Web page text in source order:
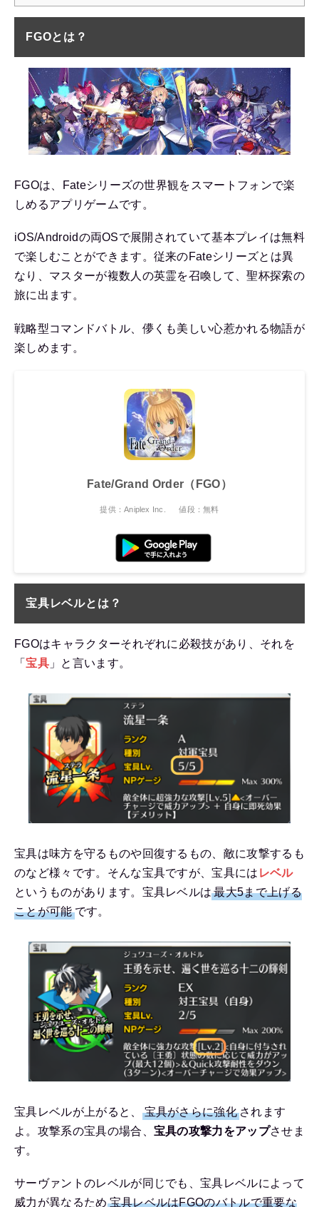
FGOとは？
FGOは、Fateシリーズの世界観をスマートフォンで楽
しめるアプリゲームです。
iOS/Androidの両OSで展開されていて基本プレイは無料
で楽しむことができます。従来のFateシリーズとは異
なり、マスターが複数人の英霊を召喚して、聖杯探索の
旅に出ます。
戦略型コマンドバトル、儚くも美しい心惹かれる物語が
楽しめます。
Fate/Grand Order（FGO）
提供：Aniplex Inc. 値段：無料
宝具レベルとは？
FGOはキャラクターそれぞれに必殺技があり、それを
「宝具」と言います。
宝具は味方を守るものや回復するもの、敵に攻撃するも
のなど様々です。そんな宝具ですが、宝具には レベル
というものがあります。宝具レベルは最大5まで上げる
ことが可能です。
宝具レベルが上がると、 宝具がさらに強化 されます
よ。攻撃系の宝具の場合、 宝具の攻撃力をアップさせま
す。
サーヴァントのレベルが同じでも、宝具レベルによって
威力が異なるため 宝具レベルはFGOのバトルで重要な